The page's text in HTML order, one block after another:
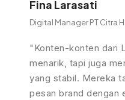
Fina Larasati
Digital Manager PT Citra
"Konten-konten dari
menarik, tapi juga
yang stabil. Mereka
pesan brand dengan